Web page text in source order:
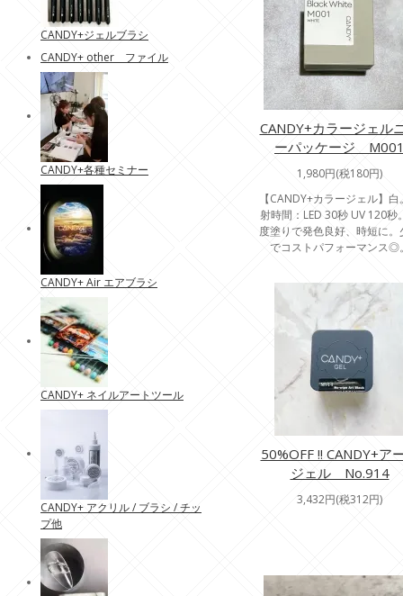
CANDY+カラージェル
ーパッケージ
1,980円(税180円)
【CANDY+カラージェル】白
射時間：LED 30秒 UV 120秒
度塗りで発色良好、時短に。
でコストパフォーマンス◎
50%OFF !! CANDY+ア
ジェル No.914
3,432円(税312円)
CANDY+ジェルブラシ
CANDY+ other ファイル
CANDY+各種セミナー
CANDY+ Air エアブラシ
CANDY+ ネイルアートツール
CANDY+ アクリル / ブラシ / チッ
プ他